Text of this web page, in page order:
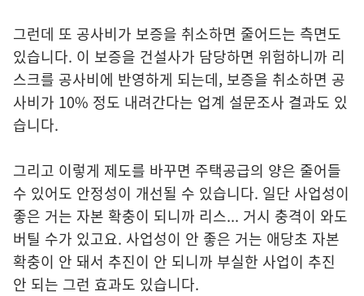
그런데 또 공사비가 보증을 취소하면 줄어드는 측면도
있습니다. 이 보증을 건설사가 담당하면 위험하니까 리
스크를 공사비에 반영하게 되는데, 보증을 취소하면 공
사비가 10% 정도 내려간다는 업계 설문조사 결과도 있
습니다.
그리고 이렇게 제도를 바꾸면 주택공급의 양은 줄어들
수 있어도 안정성이 개선될 수 있습니다. 일단 사업성이
좋은 거는 자본 확충이 되니까 리스... 거시 충격이 와도
버틸 수가 있고요. 사업성이 안 좋은 거는 애당초 자본
확충이 안 돼서 추진이 안 되니까 부실한 사업이 추진
안 되는 그런 효과도 있습니다.